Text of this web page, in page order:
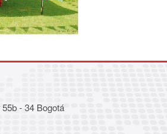
- 34 Bogotá